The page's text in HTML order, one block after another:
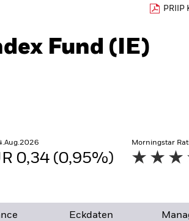
PRIIP
Fund (IE)
0,34 (0,95%)
Morningstar
Eckdaten